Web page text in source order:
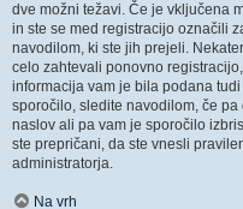
dve možni težavi. Če je vključena
in ste se med registracijo označili
navodilom, ki ste jih prejeli.
celo zahtevali ponovno
informacija vam je bila podana
sporočilo, sledite navodilom, če
naslov ali pa vam je sporočilo
ste prepričani, da ste vnesli
administratorja.
Na vrh